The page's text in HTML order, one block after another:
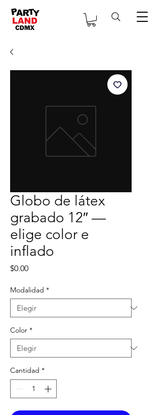
Globo de látex
grabado 12″ —
elige color e
inflado
$0.00Precio
Modalidad *
Color *
Cantidad *